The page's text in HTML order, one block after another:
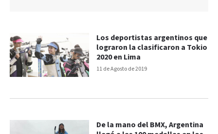
11 de Agosto de 2019
Los deportistas argentinos que
lograron la clasificaron a Tokio
2020 en Lima
De la mano del BMX, Argentina